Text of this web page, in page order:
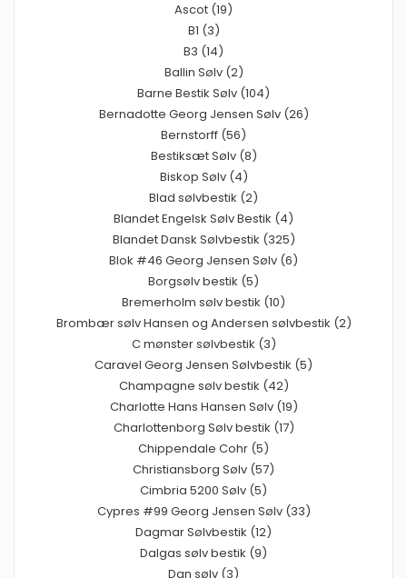
Ascot (19)
B1 (3)
B3 (14)
Ballin Sølv (2)
Barne Bestik Sølv (104)
Bernadotte Georg Jensen Sølv (26)
Bernstorff (56)
Bestiksæt Sølv (8)
Biskop Sølv (4)
Blad sølvbestik (2)
Blandet Engelsk Sølv Bestik (4)
Blandet Dansk Sølvbestik (325)
Blok #46 Georg Jensen Sølv (6)
Borgsølv bestik (5)
Bremerholm sølv bestik (10)
Brombær sølv Hansen og Andersen sølvbestik (2)
C mønster sølvbestik (3)
Caravel Georg Jensen Sølvbestik (5)
Champagne sølv bestik (42)
Charlotte Hans Hansen Sølv (19)
Charlottenborg Sølv bestik (17)
Chippendale Cohr (5)
Christiansborg Sølv (57)
Cimbria 5200 Sølv (5)
Cypres #99 Georg Jensen Sølv (33)
Dagmar Sølvbestik (12)
Dalgas sølv bestik (9)
Dan sølv (3)